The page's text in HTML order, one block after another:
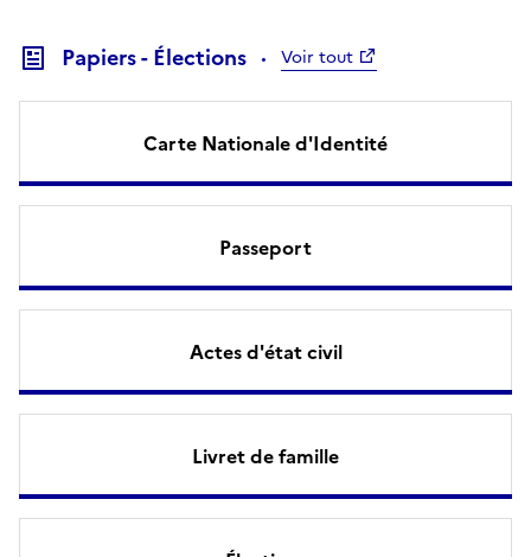
Papiers - Élections Voir tout
Carte Nationale d'Identité
Passeport
Actes d'état civil
Livret de famille